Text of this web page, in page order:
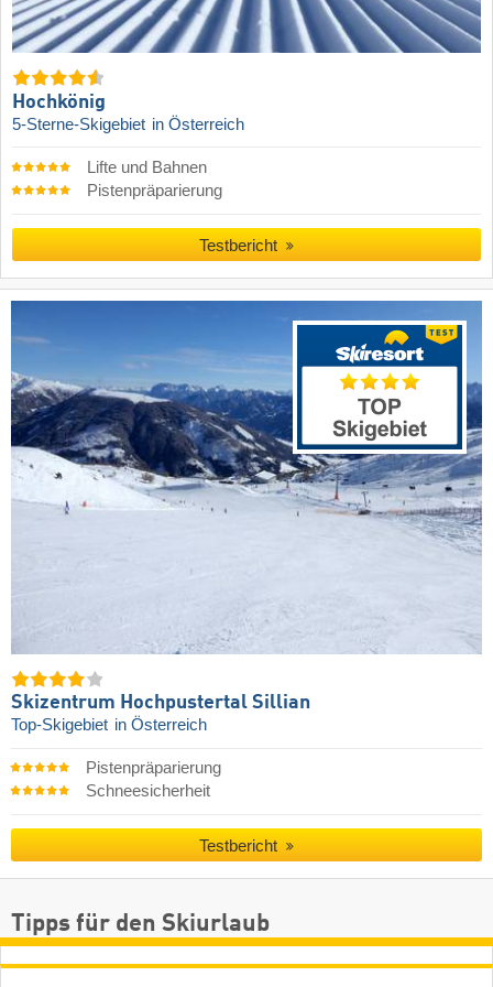
Hochkönig
5-Sterne-Skigebiet in Österreich
Lifte und Bahnen
Pistenpräparierung
Testbericht
Skizentrum Hochpustertal Sillian
Top-Skigebiet in Österreich
Pistenpräparierung
Schneesicherheit
Testbericht
Tipps für den Skiurlaub